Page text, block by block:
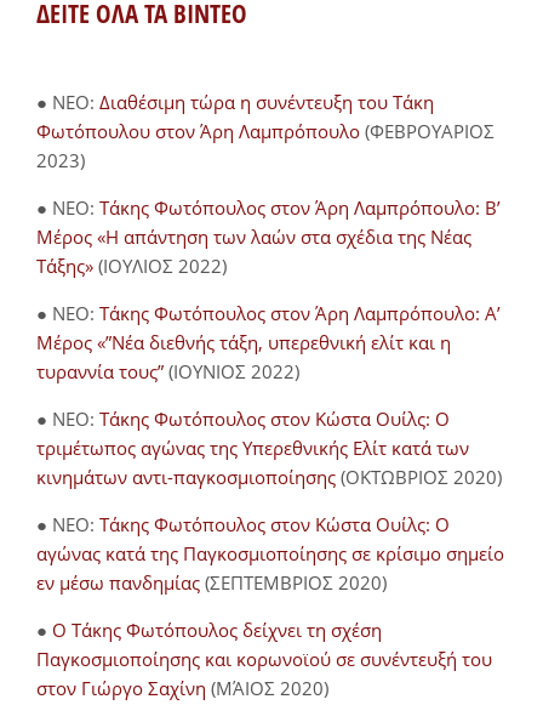
ΔΕΙΤΕ ΟΛΑ ΤΑ ΒΙΝΤΕΟ
● NEO: Διαθέσιμη τώρα η συνέντευξη του Τάκη
Φωτόπουλου στον Άρη Λαμπρόπουλο (ΦΕΒΡΟΥΑΡΙΟΣ
2023)
● NEO: Τάκης Φωτόπουλος στον Άρη Λαμπρόπουλο: Β’
Μέρος «Η απάντηση των λαών στα σχέδια της Νέας
Τάξης» (ΙΟΥΛΙΟΣ 2022)
● NEO: Τάκης Φωτόπουλος στον Άρη Λαμπρόπουλο: Α’
Μέρος «”Νέα διεθνής τάξη, υπερεθνική ελίτ και η
τυραννία τους” (ΙΟΥΝΙΟΣ 2022)
● NEO: Τάκης Φωτόπουλος στον Κώστα Ουίλς: Ο
τριμέτωπος αγώνας της Υπερεθνικής Ελίτ κατά των
κινημάτων αντι-παγκοσμιοποίησης (ΟΚΤΩΒΡΙΟΣ 2020)
● NEO: Τάκης Φωτόπουλος στον Κώστα Ουίλς: Ο
αγώνας κατά της Παγκοσμιοποίησης σε κρίσιμο σημείο
εν μέσω πανδημίας (ΣΕΠΤΕΜΒΡΙΟΣ 2020)
● Ο Τάκης Φωτόπουλος δείχνει τη σχέση
Παγκοσμιοποίησης και κορωνοϊού σε συνέντευξή του
στον Γιώργο Σαχίνη (ΜΆΙΟΣ 2020)